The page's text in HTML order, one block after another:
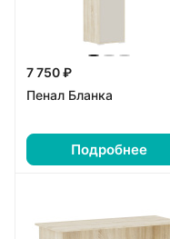
7 750 ₽
Пенал Бланка
Подробнее